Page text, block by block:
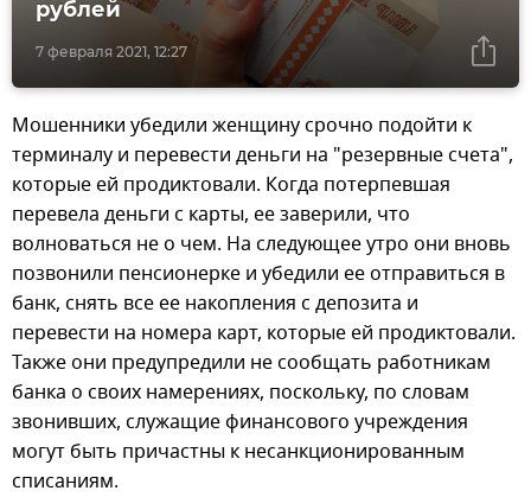
7 февраля 2021, 12:27
рублей
Мошенники убедили женщину срочно подойти к
терминалу и перевести деньги на "резервные счета",
которые ей продиктовали. Когда потерпевшая
перевела деньги с карты, ее заверили, что
волноваться не о чем. На следующее утро они вновь
позвонили пенсионерке и убедили ее отправиться в
банк, снять все ее накопления с депозита и
перевести на номера карт, которые ей продиктовали.
Также они предупредили не сообщать работникам
банка о своих намерениях, поскольку, по словам
звонивших, служащие финансового учреждения
могут быть причастны к несанкционированным
списаниям.